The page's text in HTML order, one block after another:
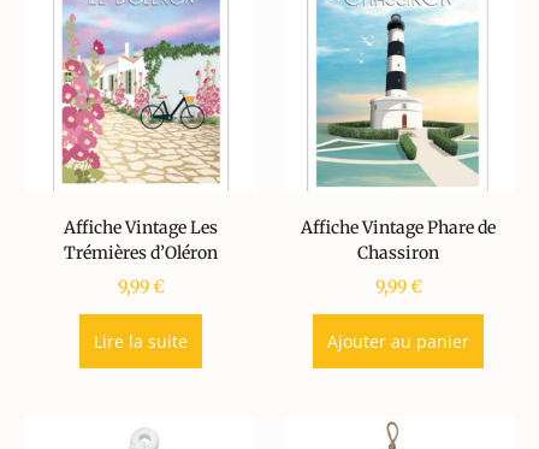
Affiche Vintage Les
Trémières d’Oléron
9,99€
Lire la suite
Affiche Vintage Phare de
Chassiron
9,99€
Ajouter au panier